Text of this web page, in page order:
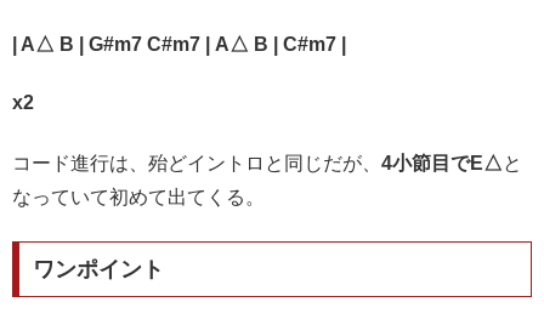
| A△ B | G#m7 C#m7 | A△ B | C#m7 |
x2
コード進行は、殆どイントロと同じだが、 4小節目でE△と
なっていて初めて出てくる。
ワンポイント